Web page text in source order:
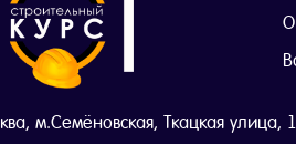
О
м.Семёновская, Ткацкая улица,